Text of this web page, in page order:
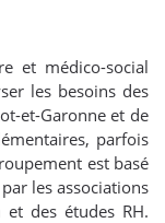
et médico-social
les besoins des
et-Garonne et de
parfois
est basé
les associations
des études RH.